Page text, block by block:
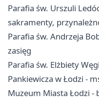
Parafia św. Urszuli
sakramenty,
Parafia św. Andrzeja
zasięg
Parafia św. Elżbiety
Pankiewicza w Łodzi -
Muzeum Miasta Łodzi -